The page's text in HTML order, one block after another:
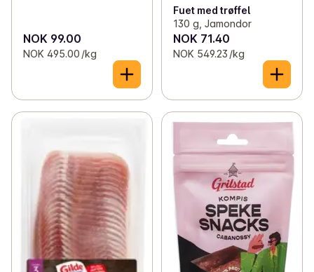
NOK 99.00
NOK 495.00 /kg
Fuet med trøffel
130 g, Jamondor
NOK 71.40
NOK 549.23 /kg